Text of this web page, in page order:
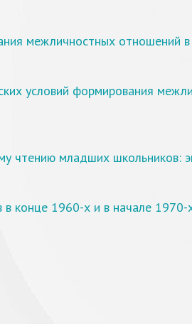
межличностных отношений
условий формирования
чтению младших школьников:
конце 1960-х и в начале